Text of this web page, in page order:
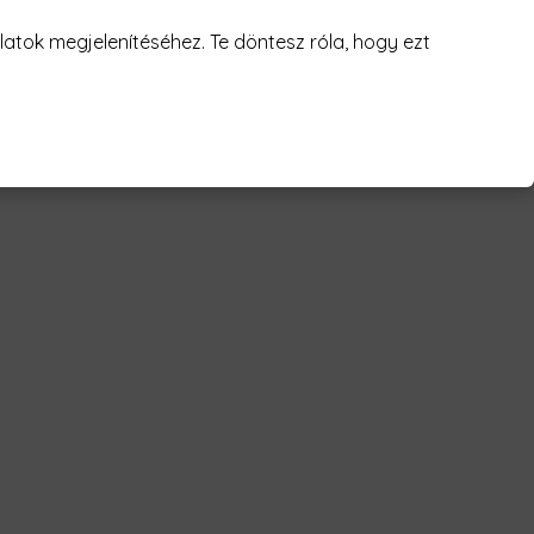
😥
- dvtk Férfi Póló"
megjelenítéséhez. Te döntesz róla, hogy ezt